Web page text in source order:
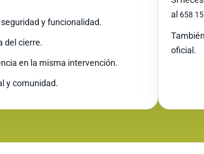
y funcionalidad.
del cierre.
en la misma intervención.
y comunidad.
al 658
oficial.